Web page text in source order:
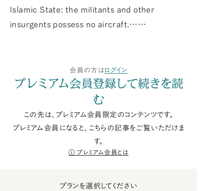
Islamic State: the militants and other
insurgents possess no aircraft.……
会員の方はログイン
プレミアム会員登録して続きを読
む
この先は、プレミアム会員限定のコンテンツです。
プレミアム会員になると、こちらの記事をご覧いただけま
す。
プレミアム会員とは
プランを選択してください